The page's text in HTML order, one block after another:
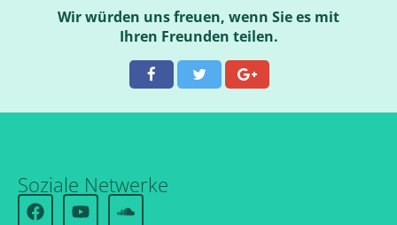
Wir würden uns freuen, wenn Sie es mit
Ihren Freunden teilen.
Soziale Netwerke